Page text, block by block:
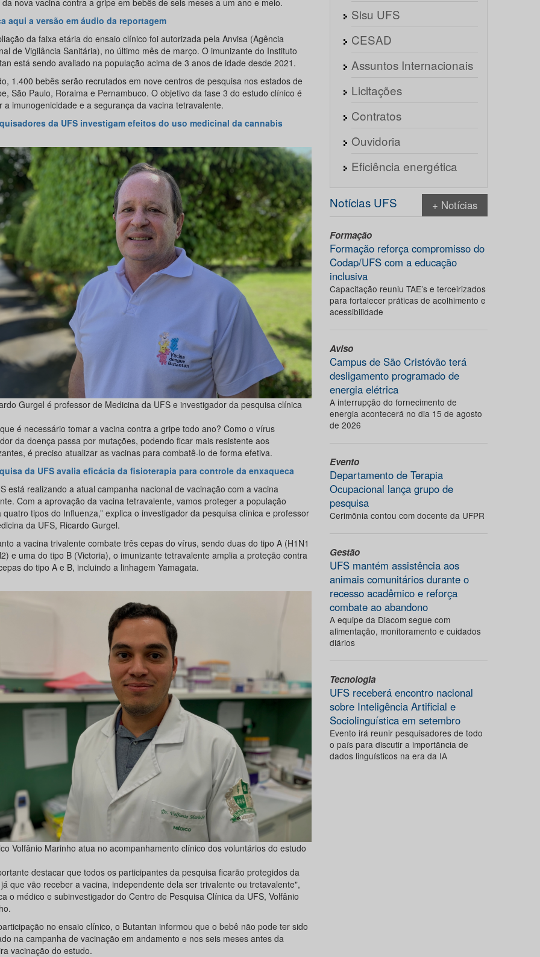
nova vacina contra a gripe em bebês de seis meses a um ano e meio.
aqui a versão em áudio da reportagem
da faixa etária do ensaio clínico foi autorizada pela Anvisa (Agência
de Vigilância Sanitária), no último mês de março. O imunizante do Instituto
está sendo avaliado na população acima de 3 anos de idade desde 2021.
1.400 bebês serão recrutados em nove centros de pesquisa nos estados de
São Paulo, Roraima e Pernambuco. O objetivo da fase 3 do estudo clínico é
a imunogenicidade e a segurança da vacina tetravalente.
da UFS investigam efeitos do uso medicinal da cannabis
Gurgel é professor de Medicina da UFS e investigador da pesquisa clínica
é necessário tomar a vacina contra a gripe todo ano? Como o vírus
da doença passa por mutações, podendo ficar mais resistente aos
é preciso atualizar as vacinas para combatê-lo de forma efetiva.
da UFS avalia eficácia da fisioterapia para controle da enxaqueca
está realizando a atual campanha nacional de vacinação com a vacina
Com a aprovação da vacina tetravalente, vamos proteger a população
quatro tipos do Influenza,” explica o investigador da pesquisa clínica e professor
da UFS, Ricardo Gurgel.
a vacina trivalente combate três cepas do vírus, sendo duas do tipo A (H1N1
e uma do tipo B (Victoria), o imunizante tetravalente amplia a proteção contra
do tipo A e B, incluindo a linhagem Yamagata.
Volfânio Marinho atua no acompanhamento clínico dos voluntários do estudo
destacar que todos os participantes da pesquisa ficarão protegidos da
que vão receber a vacina, independente dela ser trivalente ou tretavalente",
o médico e subinvestigador do Centro de Pesquisa Clínica da UFS, Volfânio
no ensaio clínico, o Butantan informou que o bebê não pode ter sido
na campanha de vacinação em andamento e nos seis meses antes da
vacinação do estudo.
Sisu UFS
CESAD
Assuntos Internacionais
Licitações
Contratos
Ouvidoria
Eficiência energética
Notícias UFS + Notícias
Formação
Formação reforça compromisso do
Codap/UFS com a educação
inclusiva
Capacitação reuniu TAE’s e terceirizados
para fortalecer práticas de acolhimento e
acessibilidade
Aviso
Campus de São Cristóvão terá
desligamento programado de
energia elétrica
A interrupção do fornecimento de
energia acontecerá no dia 15 de agosto
de 2026
Evento
Departamento de Terapia
Ocupacional lança grupo de
pesquisa
Cerimônia contou com docente da UFPR
Gestão
UFS mantém assistência aos
animais comunitários durante o
recesso acadêmico e reforça
combate ao abandono
A equipe da Diacom segue com
alimentação, monitoramento e cuidados
diários
Tecnologia
UFS receberá encontro nacional
sobre Inteligência Artificial e
Sociolinguística em setembro
Evento irá reunir pesquisadores de todo
o país para discutir a importância de
dados linguísticos na era da IA